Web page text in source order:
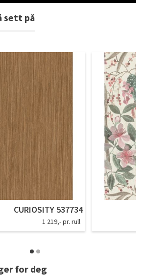
sett på
CURIOSITY 537734
1 219,- pr. rull
for deg